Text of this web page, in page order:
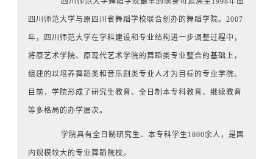
四川师范大学与原四川省舞蹈学校联合创办的舞蹈学院。2007
年，四川师范大学在学科建设和专业结构进一步调整过程中，
将原艺术学院、原现代艺术学院的舞蹈类专业整合的基础上，
组建的以培养舞蹈类和音乐剧类专业人才为目标的专业学院。
目前， 学院形成了研究生教育、全日制本专科教育、继续教育
等多格局的办学层次。
学院具有全日制研究生、本专科学生1800余人，是国
内规模较大的专业舞蹈院校。